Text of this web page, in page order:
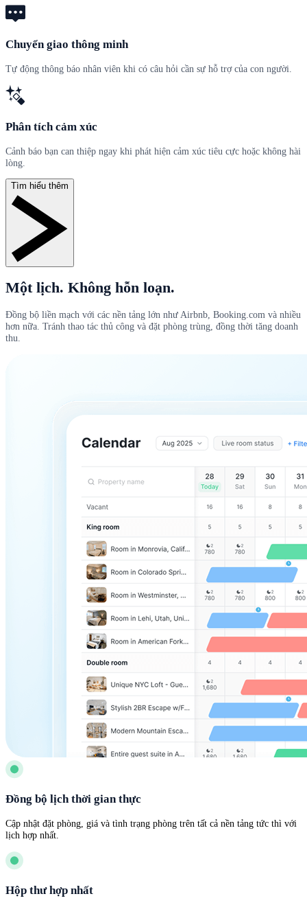
Chuyển giao thông minh
Tự động thông báo nhân viên khi có câu hỏi cần sự hỗ trợ của con người.
Phân tích cảm xúc
Cảnh báo bạn can thiệp ngay khi phát hiện cảm xúc tiêu cực hoặc không hài
lòng.
Tìm hiểu thêm
Một lịch. Không hỗn loạn.
Đồng bộ liền mạch với các nền tảng lớn như Airbnb, Booking.com và nhiều
hơn nữa. Tránh thao tác thủ công và đặt phòng trùng, đồng thời tăng doanh
thu.
Đồng bộ lịch thời gian thực
Cập nhật đặt phòng, giá và tình trạng phòng trên tất cả nền tảng tức thì với
lịch hợp nhất.
Hộp thư hợp nhất